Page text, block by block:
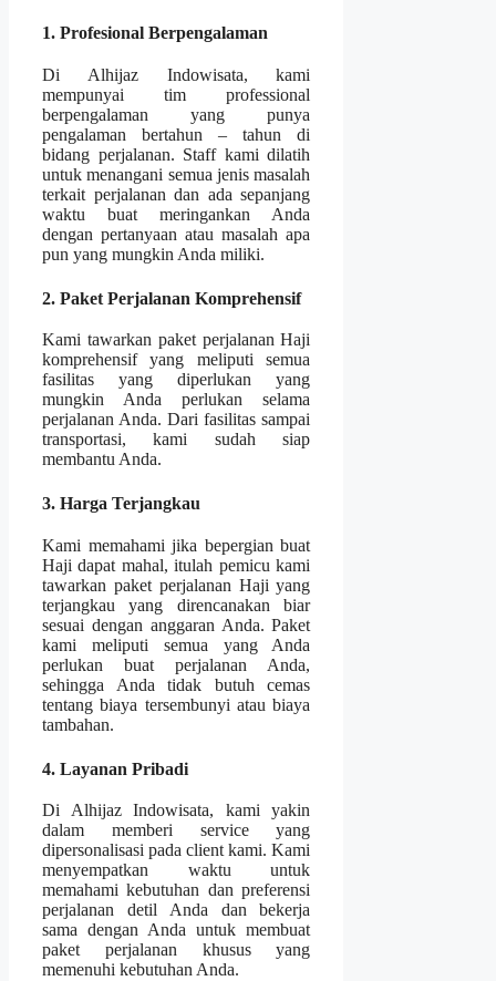
1. Profesional Berpengalaman
Di Alhijaz Indowisata, kami
mempunyai tim professional
berpengalaman yang punya
pengalaman bertahun – tahun di
bidang perjalanan. Staff kami dilatih
untuk menangani semua jenis masalah
terkait perjalanan dan ada sepanjang
waktu buat meringankan Anda
dengan pertanyaan atau masalah apa
pun yang mungkin Anda miliki.
2. Paket Perjalanan Komprehensif
Kami tawarkan paket perjalanan Haji
komprehensif yang meliputi semua
fasilitas yang diperlukan yang
mungkin Anda perlukan selama
perjalanan Anda. Dari fasilitas sampai
transportasi, kami sudah siap
membantu Anda.
3. Harga Terjangkau
Kami memahami jika bepergian buat
Haji dapat mahal, itulah pemicu kami
tawarkan paket perjalanan Haji yang
terjangkau yang direncanakan biar
sesuai dengan anggaran Anda. Paket
kami meliputi semua yang Anda
perlukan buat perjalanan Anda,
sehingga Anda tidak butuh cemas
tentang biaya tersembunyi atau biaya
tambahan.
4. Layanan Pribadi
Di Alhijaz Indowisata, kami yakin
dalam memberi service yang
dipersonalisasi pada client kami. Kami
menyempatkan waktu untuk
memahami kebutuhan dan preferensi
perjalanan detil Anda dan bekerja
sama dengan Anda untuk membuat
paket perjalanan khusus yang
memenuhi kebutuhan Anda.